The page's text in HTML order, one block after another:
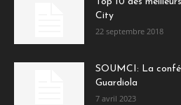
City
22 septembre 2018
SOUMCI: La
Guardiola
7 avril 2023